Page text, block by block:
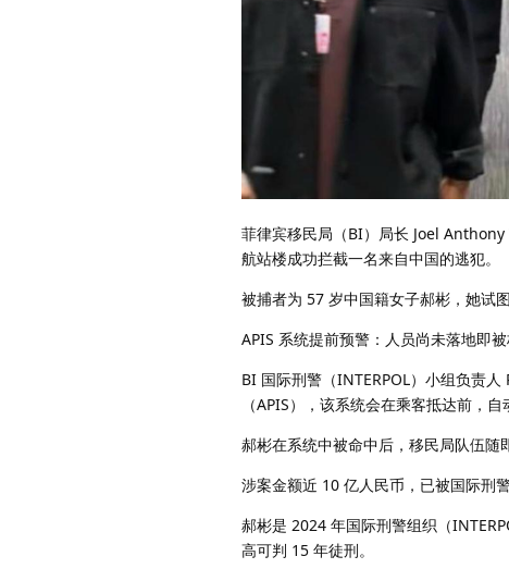
菲律宾移民局（BI）局长 Joel
航站楼成功拦截一名来自中国的逃犯。
被捕者为 57 岁中国籍女子郝彬，她试
APIS 系统提前预警：人员尚未落地即
BI 国际刑警（INTERPOL）小组负责
（APIS），该系统会在乘客抵达前，自
郝彬在系统中被命中后，移民局队伍随
涉案金额近 10 亿人民币，已被国际刑
郝彬是 2024 年国际刑警组织（
高可判 15 年徒刑。